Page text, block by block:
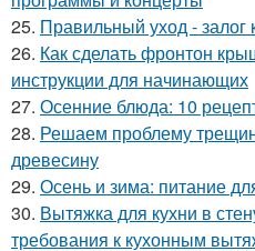
25. Правильный уход - залог
26. Как сделать фронтон
инструкции для начинающих
27. Осенние блюда: 10
28. Решаем проблему
древесину
29. Осень и зима: питание
30. Вытяжка для кухни в
требования к кухонным